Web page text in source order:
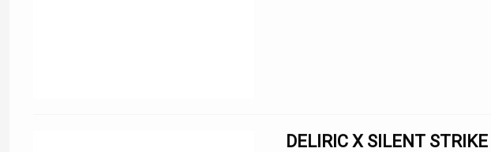
DELIRIC X SILENT